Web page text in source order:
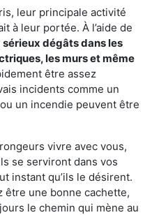
leur principale activité
à leur portée. À l’aide de
sérieux dégâts dans les
les murs et même
être assez
incidents comme un
un incendie peuvent être
vivre avec vous,
se serviront dans vos
instant qu’ils le désirent.
être une bonne cachette,
le chemin qui mène au